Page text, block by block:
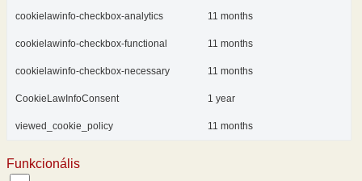
cookielawinfo-checkbox-analytics 11 months
cookielawinfo-checkbox-functional 11 months
cookielawinfo-checkbox-necessary 11 months
CookieLawInfoConsent 1 year
viewed_cookie_policy 11 months
Funkcionális